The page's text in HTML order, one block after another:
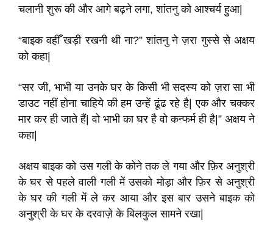
चलानी शुरू की और आगे बढ़ने लगा, शांतनु को आश्चर्य हुआ|
“बाइक वहीँ खड़ी रखनी थी ना?” शांतनु ने ज़रा गुस्से से अक्षय
को कहा|
“सर जी, भाभी या उनके घर के किसी भी सदस्य को ज़रा सा भी
डाउट नहीं होना चाहिये की हम उन्हें ढूंढ रहे है| एक और चक्कर
मार कर ही जाते हैं| वो भाभी का घर है वो कन्फर्म ही है|” अक्षय ने
कहा|
अक्षय बाइक को उस गली के कोने तक ले गया और फ़िर अनुश्री
के घर से पहले वाली गली में उसको मोड़ा और फ़िर से अनुश्री
के घर की गली में ले कर आया और इस बार उसने बाइक को
अनुश्री के घर के दरवाज़े के बिलकुल सामने रखा|